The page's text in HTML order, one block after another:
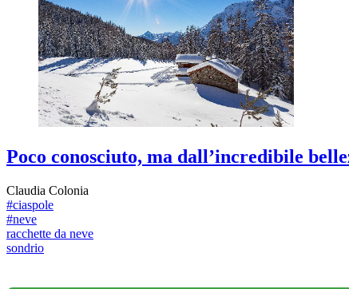
Poco conosciuto, ma dall’incredibile
Claudia Colonia
#ciaspole
#neve
racchette da neve
sondrio